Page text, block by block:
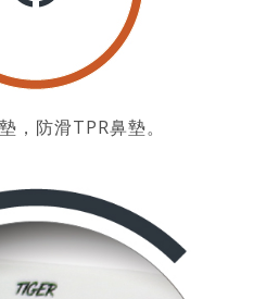
，防滑TPR鼻墊。